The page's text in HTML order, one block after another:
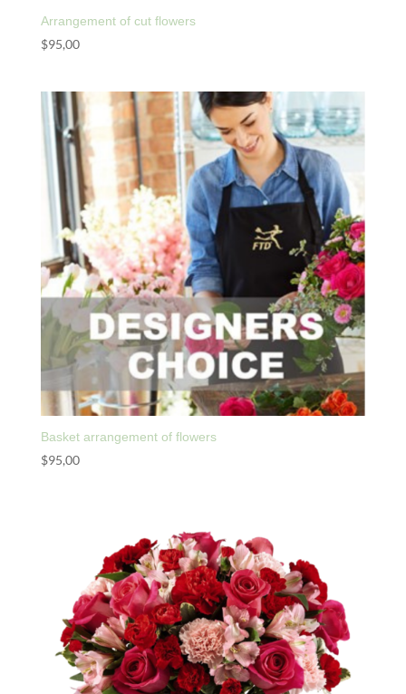
Arrangement of cut flowers
$95,00
Basket arrangement of flowers
$95,00